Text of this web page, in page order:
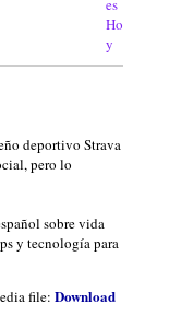
deportivo Strava
pero lo
sobre vida
y tecnología para
file: Download